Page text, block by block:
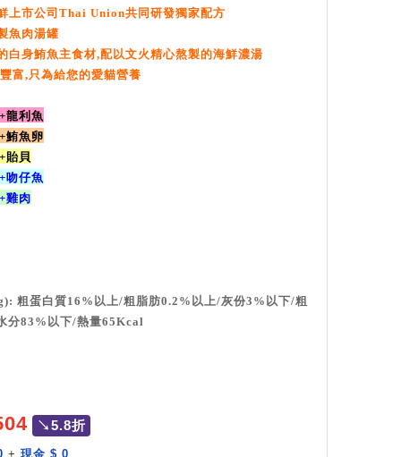
上市公司Thai Union共同研發獨家配方
魚肉湯罐
白身鮪魚主食材,配以文火精心熬製的海鮮濃湯
富,只為給您的愛貓營養
龍利魚
鮪魚卵
貽貝
吻仔魚
雞肉
粗蛋白質16%以上/粗脂肪0.2%以上/灰份3%以下/粗
分83%以下/熱量65Kcal
↘5.8折
+現金 $ 0